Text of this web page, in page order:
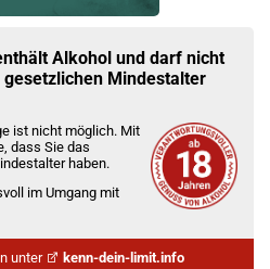
Tabasco 38% Vol. 1L
sparen?
3,5ml inkl. SX ADA Pod Tank Gunmetal
Alkohol und darf nicht
Mindestalter
ist nicht möglich. Mit
dass Sie das
haben.
im Umgang mit
unter kenn-dein-limit.info